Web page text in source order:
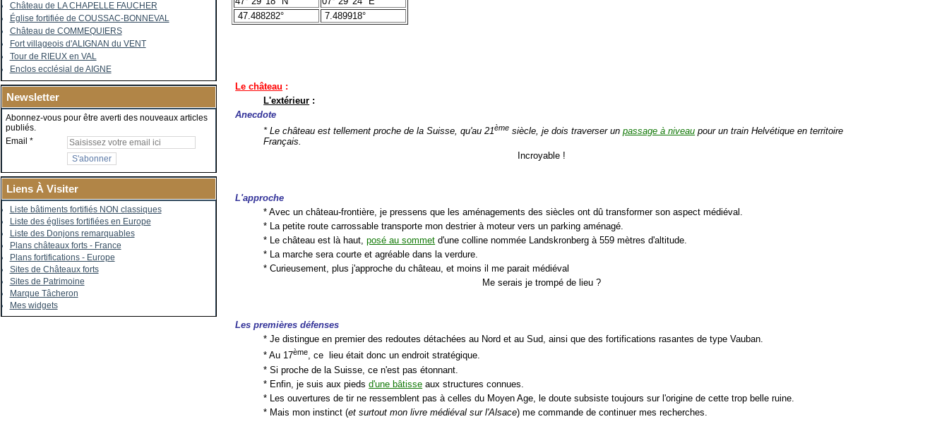
Château de LA CHAPELLE FAUCHER
Église fortifiée de COUSSAC-BONNEVAL
Château de COMMEQUIERS
Fort villageois d'ALIGNAN du VENT
Tour de RIEUX en VAL
Enclos ecclésial de AIGNE
Newsletter
Abonnez-vous pour être averti des nouveaux articles
publiés.
Email
Liens À Visiter
Liste bâtiments fortifiés NON classiques
Liste des églises fortifiées en Europe
Liste des Donjons remarquables
Plans châteaux forts - France
Plans fortifications - Europe
Sites de Châteaux forts
Sites de Patrimoine
Marque Tâcheron
Mes widgets
47.488282°
7.489918°
Le château :
L'extérieur :
Anecdote
* Le château est tellement proche de la Suisse, qu'au 21ème siècle, je dois traverser unpassage à niveau pour un train Helvétique en territoire
Français.
Incroyable !
L'approche
* Avec un château-frontière, je pressens que les aménagements des siècles ont dû transformer son aspect médiéval.
* La petite route carrossable transporte mon destrier à moteur vers un parking aménagé.
* Le château est là haut,posé au sommet d'une colline nommée Landskronberg à 559 mètres d'altitude.
* La marche sera courte et agréable dans la verdure.
* Curieusement, plus j'approche du château, et moins il me parait médiéval
Me serais je trompé de lieu ?
Les premières défenses
* Je distingue en premier des redoutes détachées au Nord et au Sud, ainsi que des fortifications rasantes de type Vauban.
* Au 17ème, ce lieu était donc un endroit stratégique.
* Si proche de la Suisse, ce n'est pas étonnant.
* Enfin, je suis aux piedsd'une bâtisse aux structures connues.
* Les ouvertures de tir ne ressemblent pas à celles du Moyen Age, le doute subsiste toujours sur l'origine de cette trop belle ruine.
* Mais mon instinct (et surtout mon livre médiéval sur l'Alsace) me commande de continuer mes recherches.